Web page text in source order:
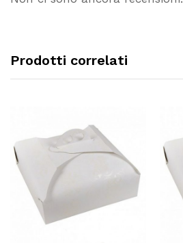
Prodotti correlati